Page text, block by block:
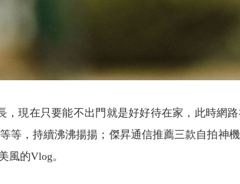
現在只要能不出門就是好好待在家，此時網
等，持續沸沸揚揚；傑昇通信推薦三款自拍神
風的Vlog。